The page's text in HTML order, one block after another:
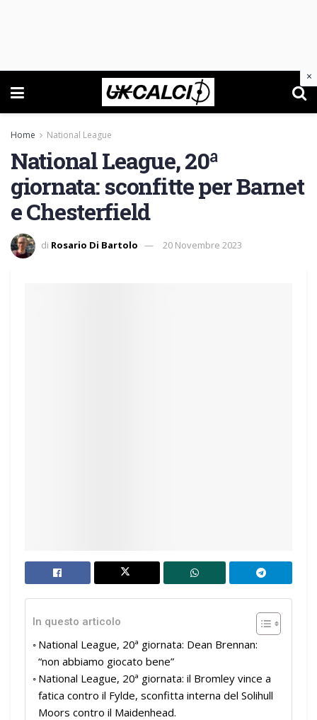
Home National League
National League, 20ª
giornata: sconfitte per Barnet
e Chesterfield
di Rosario Di Bartolo 20 Novembre 2023
In questo articolo
National League, 20ª giornata: Dean Brennan:
“non abbiamo giocato bene”
National League, 20ª giornata: il Bromley vince a
fatica contro il Fylde, sconfitta interna del Solihull
Moors contro il Maidenhead.
×